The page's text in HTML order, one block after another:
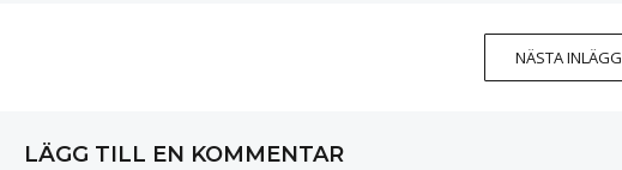
NÄSTA INLÄGG
LÄGG TILL EN KOMMENTAR